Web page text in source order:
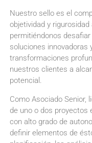
Nuestro sello es el
objetividad y rigurosidad
permitiéndonos
soluciones innovadoras
transformaciones
nuestros clientes a
potencial.
Como Asociado Senior,
de uno o dos proyectos
con alto grado de
definir elementos de